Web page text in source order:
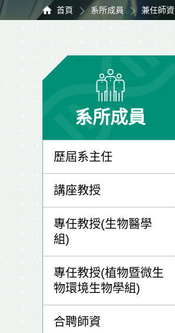
首頁 系所成員 兼任師資
系所成員
歷屆系主任
講座教授
專任教授(生物醫學
組)
專任教授(植物暨微生
物環境生物學組)
合聘師資